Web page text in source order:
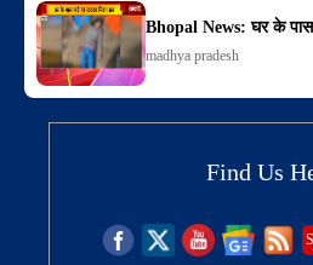
Bhopal News: घर के
madhya pradesh
Find Us